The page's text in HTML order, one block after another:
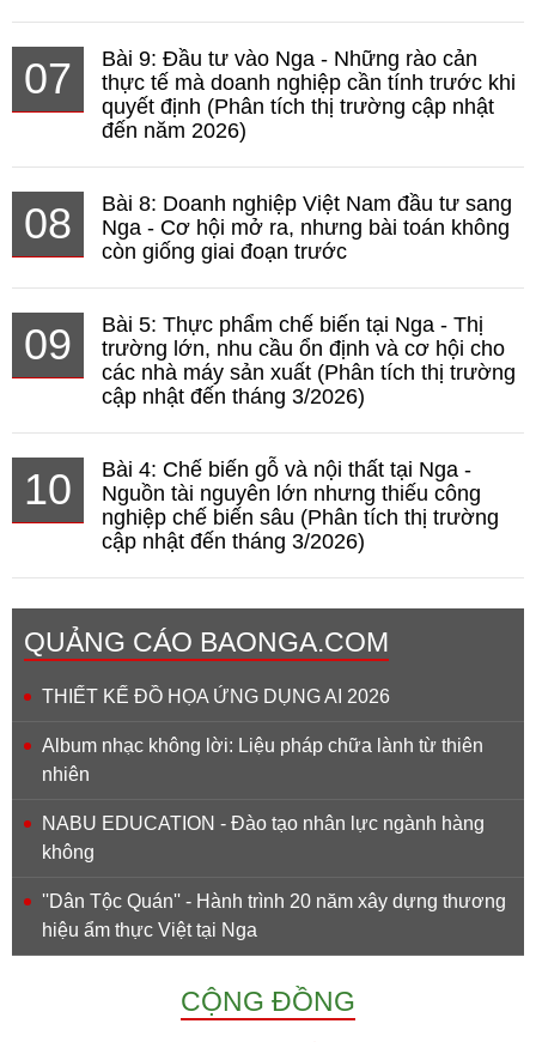
07
Bài 9: Đầu tư vào Nga - Những rào cản
thực tế mà doanh nghiệp cần tính trước khi
quyết định (Phân tích thị trường cập nhật
đến năm 2026)
08
Bài 8: Doanh nghiệp Việt Nam đầu tư sang
Nga - Cơ hội mở ra, nhưng bài toán không
còn giống giai đoạn trước
09
Bài 5: Thực phẩm chế biến tại Nga - Thị
trường lớn, nhu cầu ổn định và cơ hội cho
các nhà máy sản xuất (Phân tích thị trường
cập nhật đến tháng 3/2026)
10
Bài 4: Chế biến gỗ và nội thất tại Nga -
Nguồn tài nguyên lớn nhưng thiếu công
nghiệp chế biến sâu (Phân tích thị trường
cập nhật đến tháng 3/2026)
QUẢNG CÁO BAONGA.COM
THIẾT KẾ ĐỒ HỌA ỨNG DỤNG AI 2026
Album nhạc không lời: Liệu pháp chữa lành từ thiên
nhiên
NABU EDUCATION - Đào tạo nhân lực ngành hàng
không
''Dân Tộc Quán'' - Hành trình 20 năm xây dựng thương
hiệu ẩm thực Việt tại Nga
CỘNG ĐỒNG